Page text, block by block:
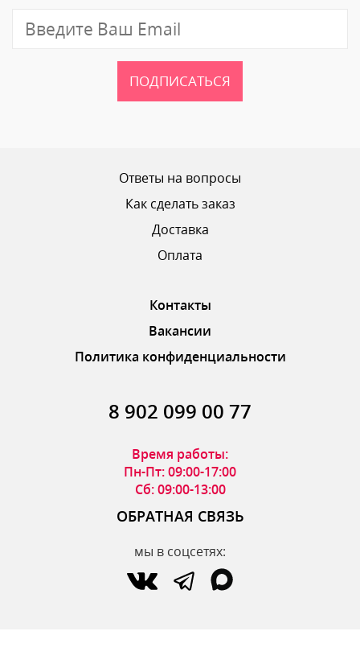
ОТПРАВИТЬ ОТЗЫВ
ПОДПИСАТЬСЯ
Ответы на вопросы
Как сделать заказ
Доставка
Оплата
Контакты
Вакансии
Политика конфиденциальности
8 902 099 00 77
Время работы:
Пн-Пт: 09:00-17:00
Сб: 09:00-13:00
ОБРАТНАЯ СВЯЗЬ
мы в соцсетях: